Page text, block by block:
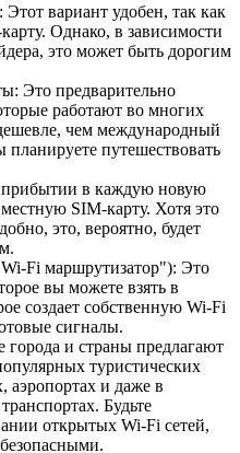
вариант удобен, так как
Однако, в зависимости
это может быть дорогим
Это предварительно
работают во многих
чем международный
путешествовать
в каждую новую
SIM-карту. Хотя это
это, вероятно, будет
Fi маршрутизатор"): Это
вы можете взять в
создает собственную Wi-Fi
сигналы.
и страны предлагают
туристических
аэропортах и даже в
Будьте
открытых Wi-Fi сетей,